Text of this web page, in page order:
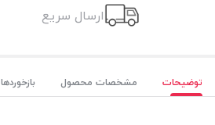
ارسال سریع
توضیحات مشخصات محصول بازخوردها